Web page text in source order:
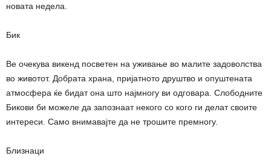
новата недела.
Бик
Ве очекува викенд посветен на уживање во малите задоволства
во животот. Добрата храна, пријатното друштво и опуштената
атмосфера ќе бидат она што најмногу ви одговара. Слободните
Бикови би можеле да запознаат некого со кого ги делат своите
интереси. Само внимавајте да не трошите премногу.
Близнаци